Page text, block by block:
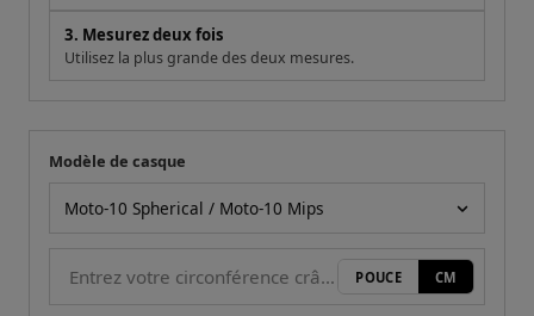
3. Mesurez deux fois
Utilisez la plus grande des deux mesures.
Votre mesure
Modèle de casque
POUCE CM